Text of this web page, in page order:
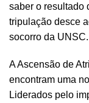
saber o resultado
tripulação desce
socorro da UNSC.
A Ascensão de
encontram uma
Liderados pelo